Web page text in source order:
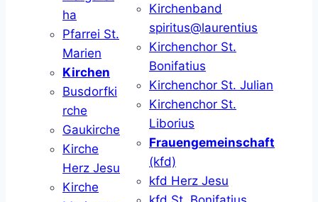
ha
Pfarrei St.
Marien
Kirchen
Busdorfki
rche
Gaukirche
Kirche
Herz Jesu
Kirche
Kirchenband
spiritus@laurentius
Kirchenchor St.
Bonifatius
Kirchenchor St. Julian
Kirchenchor St.
Liborius
Frauengemeinschaft
(kfd)
kfd Herz Jesu